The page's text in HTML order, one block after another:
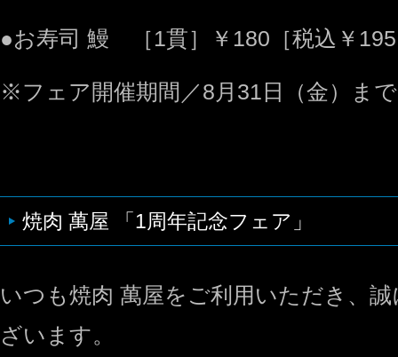
●お寿司 鰻 ［1貫］￥180［税込￥
※フェア開催期間／8月31日（金）まで
焼肉 萬屋 「1周年記念フェア」
いつも焼肉 萬屋をご利用いただき、
ざいます。